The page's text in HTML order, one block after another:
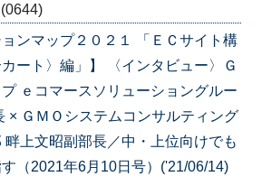
(0644)
ョンマップ２０２１ 「ＥＣサイト構
ート〉編」】 〈インタビュー〉Ｇ
ｅコマースソリューショングルー
× ＧＭＯシステムコンサルティング
畔上文昭副部長／中・上位向けでも
（2021年6月10日号）('21/06/14)